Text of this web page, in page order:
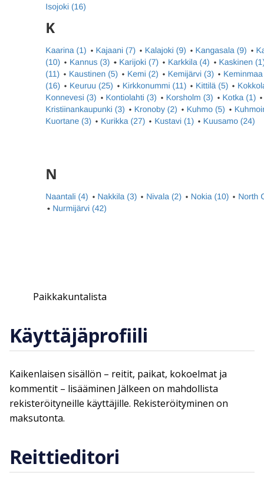
Paikkakuntalista
Käyttäjäprofiili
Kaikenlaisen sisällön – reitit, paikat, kokoelmat ja
kommentit – lisääminen Jälkeen on mahdollista
rekisteröityneille käyttäjille. Rekisteröityminen on
maksutonta.
Reittieditori